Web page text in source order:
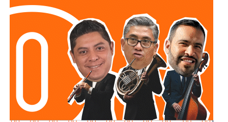
Adelantó que el resultado de las diligencias definirá si
hubo alguna irregularidad.
Al momento de la entrevista, la fiscal no había tenido
Juan Antonio Villa Gutiérrez